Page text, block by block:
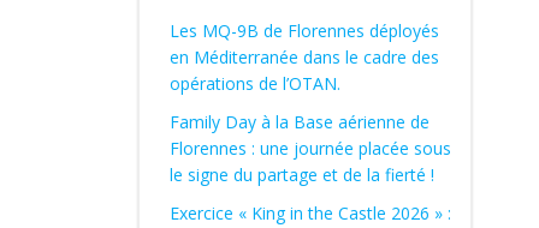
Les MQ-9B de Florennes déployés
en Méditerranée dans le cadre des
opérations de l’OTAN.
Family Day à la Base aérienne de
Florennes : une journée placée sous
le signe du partage et de la fierté !
Exercice « King in the Castle 2026 » :